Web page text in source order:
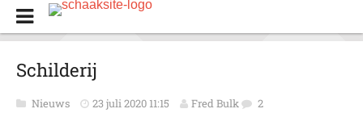
Schilderij
Nieuws 23 juli 2020 11:15 Fred Bulk 2